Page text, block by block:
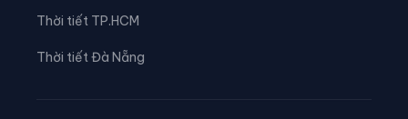
Thời tiết TP.HCM
Thời tiết Đà Nẵng